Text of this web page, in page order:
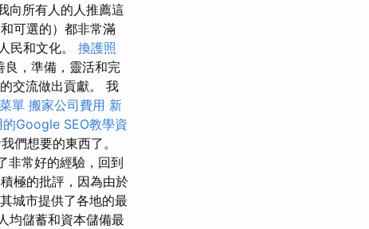
向所有人的人推薦這
可選的）都非常滿
民和文化。 換護照
良，準備，靈活和完
交流做出貢獻。 我
單 搬家公司費用 新
Google SEO教學資
們想要的東西了。
非常好的經驗，回到
極的批評，因為由於
城市提供了各地的最
均儲蓄和資本儲備最